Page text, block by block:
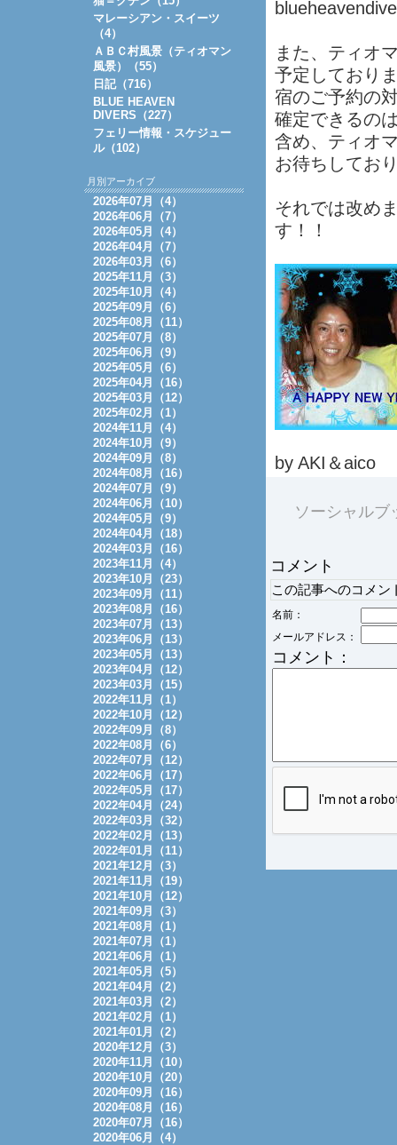
また、ティオ
予定しており
宿のご予約の
確定できるの
含め、ティオ
お待ちしてお
それでは改め
す！！
by AKI＆aico
ソーシャルブ
コメント
この記事へのコメン
名前：
メールアドレス：
コメント：
マレーシアン・スイーツ
（4）
ＡＢＣ村風景（ティオマン
風景）（55）
日記（716）
BLUE HEAVEN
DIVERS（227）
フェリー情報・スケジュー
ル（102）
月別アーカイブ
2026年07月（4）
2026年06月（7）
2026年05月（4）
2026年04月（7）
2026年03月（6）
2025年11月（3）
2025年10月（4）
2025年09月（6）
2025年08月（11）
2025年07月（8）
2025年06月（9）
2025年05月（6）
2025年04月（16）
2025年03月（12）
2025年02月（1）
2024年11月（4）
2024年10月（9）
2024年09月（8）
2024年08月（16）
2024年07月（9）
2024年06月（10）
2024年05月（9）
2024年04月（18）
2024年03月（16）
2023年11月（4）
2023年10月（23）
2023年09月（11）
2023年08月（16）
2023年07月（13）
2023年06月（13）
2023年05月（13）
2023年04月（12）
2023年03月（15）
2022年11月（1）
2022年10月（12）
2022年09月（8）
2022年08月（6）
2022年07月（12）
2022年06月（17）
2022年05月（17）
2022年04月（24）
2022年03月（32）
2022年02月（13）
2022年01月（11）
2021年12月（3）
2021年11月（19）
2021年10月（12）
2021年09月（3）
2021年08月（1）
2021年07月（1）
2021年06月（1）
2021年05月（5）
2021年04月（2）
2021年03月（2）
2021年02月（1）
2021年01月（2）
2020年12月（3）
2020年11月（10）
2020年10月（20）
2020年09月（16）
2020年08月（16）
2020年07月（16）
2020年06月（4）